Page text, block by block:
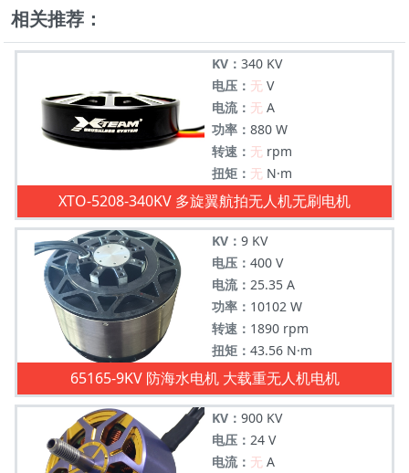
相关推荐：
KV： 340 KV
电压： 无 V
电流： 无 A
功率： 880 W
转速： 无 rpm
扭矩： 无 N·m
XTO-5208-340KV 多旋翼航拍无人机无刷电机
KV： 9 KV
电压： 400 V
电流： 25.35 A
功率： 10102 W
转速： 1890 rpm
扭矩： 43.56 N·m
65165-9KV 防海水电机 大载重无人机电机
KV： 900 KV
电压： 24 V
电流： 无 A